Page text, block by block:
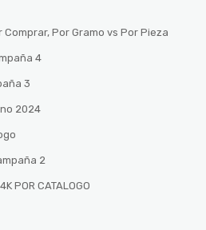
Comprar, Por Gramo vs Por Pieza
4
3
2024
2
POR CATALOGO